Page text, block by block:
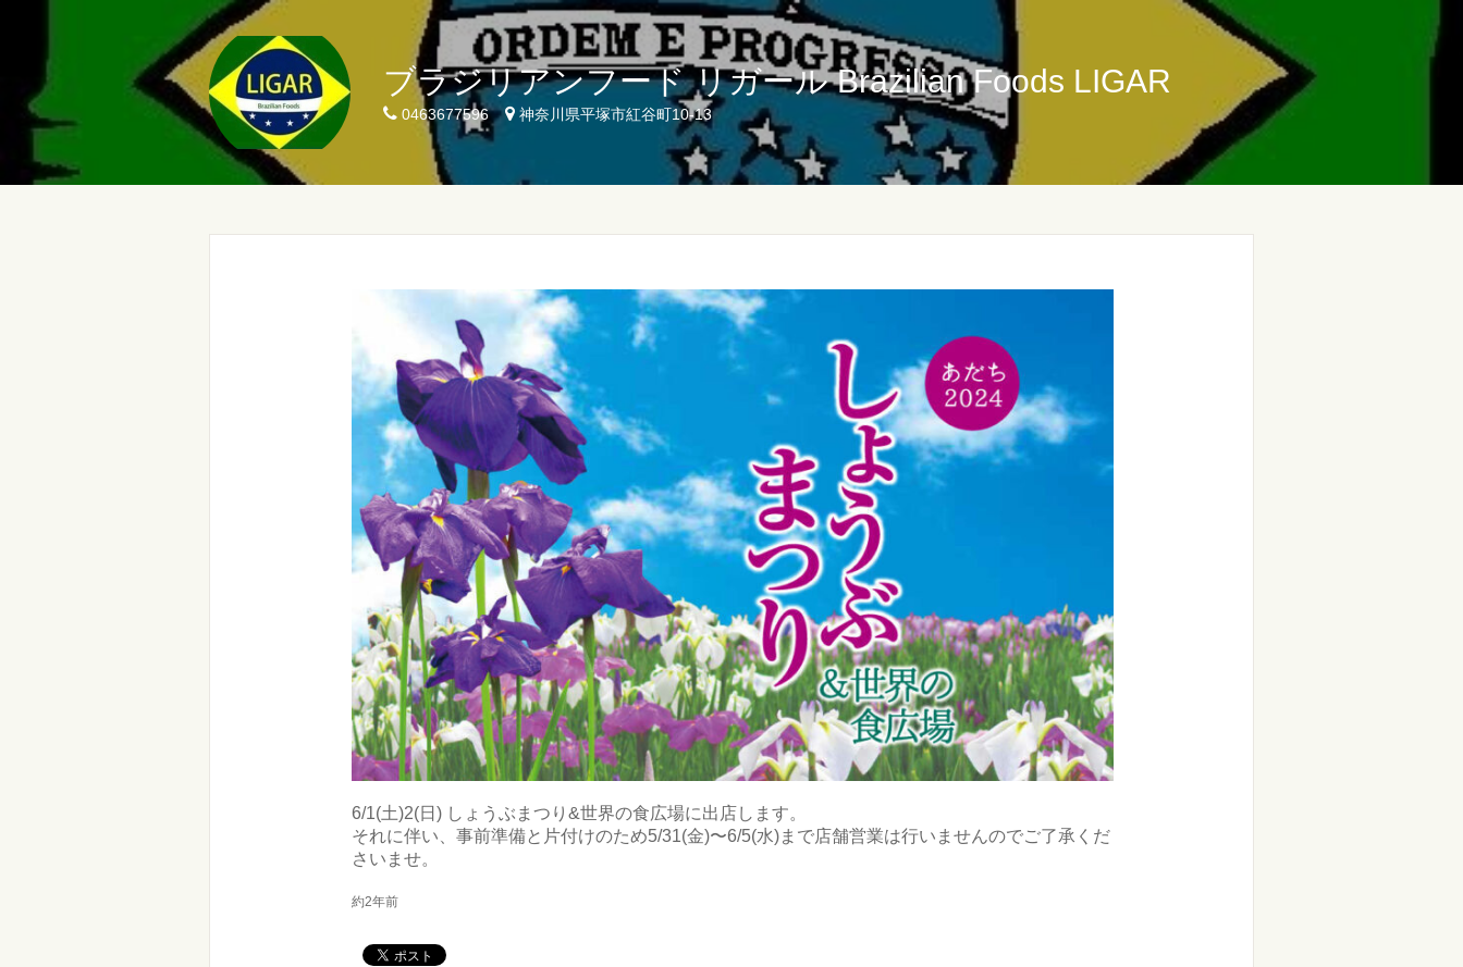
ブラジリアンフード リガール Brazilian Foods LIGAR
0463677596 神奈川県平塚市紅谷町10-13
6/1(土)2(日) しょうぶまつり&世界の食広場に出店します。
それに伴い、事前準備と片付けのため5/31(金)〜6/5(水)まで店舗営業は行いませんのでご了承くだ
さいませ。
約2年前